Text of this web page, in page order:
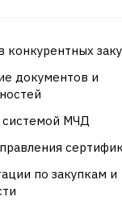
конкурентных
документов и
системой МЧД
по закупкам и